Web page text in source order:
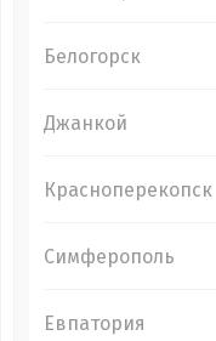
Белогорск
Джанкой
Красноперекопск
Симферополь
Евпатория